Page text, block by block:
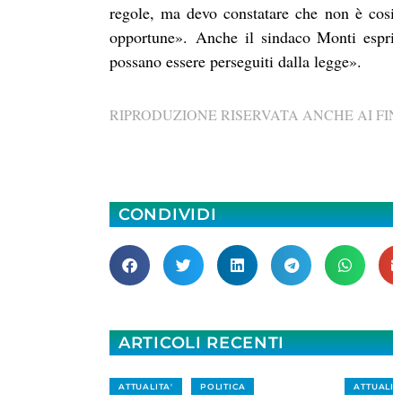
regole, ma devo constatare che non è
opportune». Anche il sindaco Monti
possano essere perseguiti dalla legge».
RIPRODUZIONE RISERVATA ANCHE AI
CONDIVIDI
ARTICOLI RECENTI
ATTUALITA' POLITICA